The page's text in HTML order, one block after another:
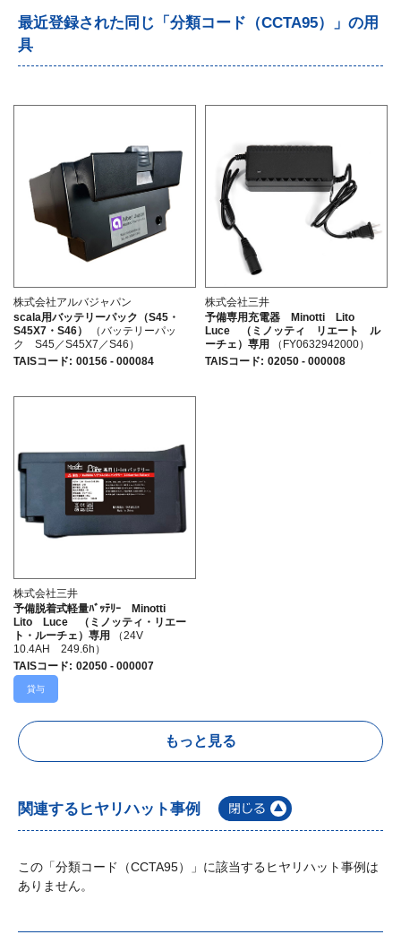
最近登録された同じ「分類コード（CCTA95）」の用
具
株式会社アルバジャパン
scala用バッテリーパック（S45・
S45X7・S46）
（バッテリーパッ
ク S45／S45X7／S46）
TAISコード: 00156 - 000084
株式会社三井
予備専用充電器 Minotti Lito
Luce （ミノッティ リエート ル
ーチェ）専用
（FY0632942000）
TAISコード: 02050 - 000008
株式会社三井
予備脱着式軽量ﾊﾞｯﾃﾘｰ Minotti
Lito Luce （ミノッティ・リエー
ト・ルーチェ）専用
（24V
10.4AH 249.6h）
TAISコード: 02050 - 000007
貸与
もっと見る
関連するヒヤリハット事例
この「分類コード（CCTA95）」に該当するヒヤリハット事例は
ありません。